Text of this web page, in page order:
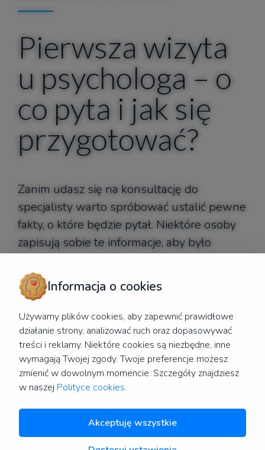
Informacja o cookies
Używamy plików cookies, aby zapewnić prawidłowe
działanie strony, analizować ruch oraz dopasowywać
treści i reklamy. Niektóre cookies są niezbędne, inne
wymagają Twojej zgody. Twoje preferencje możesz
zmienić w dowolnym momencie. Szczegóły znajdziesz
w naszej Polityce cookies.
Akceptuję wszystkie
Pierwsza wizyta
u psychologa – o
co pyta i jak się
przygotować?
Zanim udasz się na konsultację do
specjalisty warto spróbować ustalić pewne
fakty, o które będzie pytał. Niektóre osoby
zapisują sobie te informacje, aby było
spotkania. Pozwala to oszczędzić czas, który
można przeznaczyć na pogłębienie
wywiadu i szybsze postawienie diagnozy.
PIERWSZA WIZYTA: SPRAWDŹ, JAK SIĘ
PRZYGOTOWAĆ